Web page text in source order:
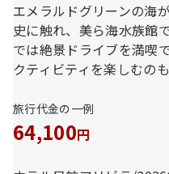
エメラルドグリーンの海
史に触れ、美ら海水族館
では絶景ドライブを満喫
クティビティを楽しむの
旅行代金の一例
64,100円